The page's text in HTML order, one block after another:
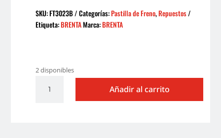
SKU:FT3023B Categorías:Pastilla de Freno,Repuestos
Etiqueta:BRENTAMarca:BRENTA
2 disponibles
Añadir al carrito